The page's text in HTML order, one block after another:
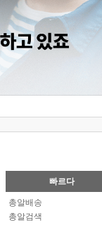
빠르다
총알배송
총알검색